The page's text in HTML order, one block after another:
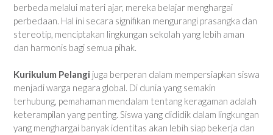
berbeda melalui materi ajar, mereka belajar menghargai
perbedaan. Hal ini secara signifikan mengurangi prasangka dan
stereotip, menciptakan lingkungan sekolah yang lebih aman
dan harmonis bagi semua pihak.
Kurikulum Pelangi juga berperan dalam mempersiapkan siswa
menjadi warga negara global. Di dunia yang semakin
terhubung, pemahaman mendalam tentang keragaman adalah
keterampilan yang penting. Siswa yang dididik dalam lingkungan
yang menghargai banyak identitas akan lebih siap bekerja dan